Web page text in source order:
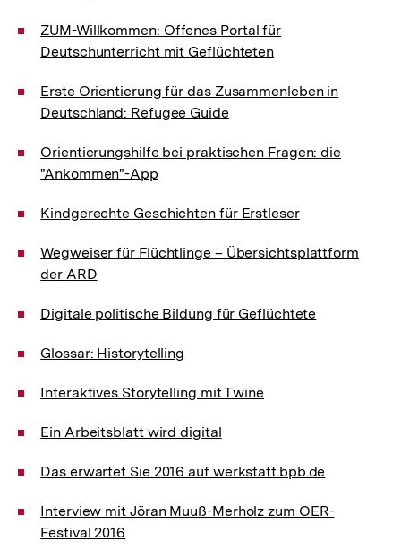
ZUM-Willkommen: Offenes Portal für
Deutschunterricht mit Geflüchteten
Erste Orientierung für das Zusammenleben in
Deutschland: Refugee Guide
Orientierungshilfe bei praktischen Fragen: die
"Ankommen"-App
Kindgerechte Geschichten für Erstleser
Wegweiser für Flüchtlinge – Übersichtsplattform
der ARD
Digitale politische Bildung für Geflüchtete
Glossar: Historytelling
Interaktives Storytelling mit Twine
Ein Arbeitsblatt wird digital
Das erwartet Sie 2016 auf werkstatt.bpb.de
Interview mit Jöran Muuß-Merholz zum OER-
Festival 2016